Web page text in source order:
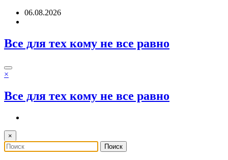
Перейти06.08.2026
Все для тех кому не все равно
×
Все для тех кому не все равно
×